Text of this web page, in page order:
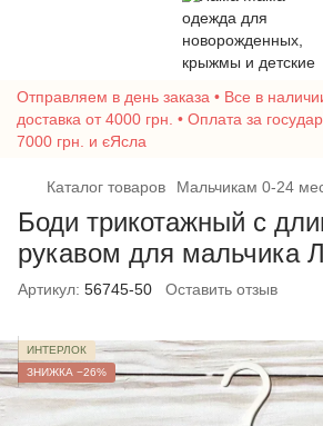
Отправляем в день заказа • Все в
доставка от 4000 грн. • Оплата за
7000 грн. и єЯсла
Каталог товаров Мальчикам 0-24
Боди трикотажный с
рукавом для мальчика
Артикул: 56745-50 Оставить отзыв
ИНТЕРЛОК
ЗНИЖКА −26%